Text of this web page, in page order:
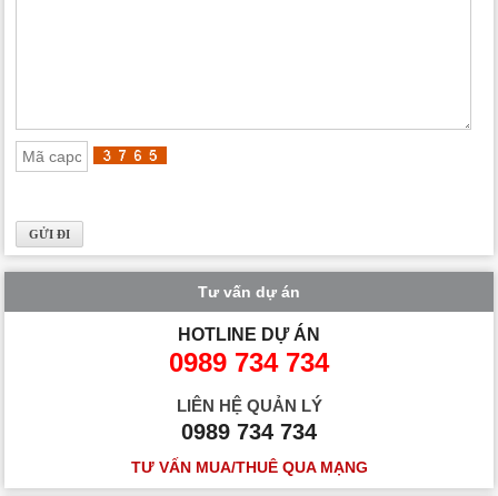
Tư vấn dự án
HOTLINE DỰ ÁN
0989 734 734
LIÊN HỆ QUẢN LÝ
0989 734 734
TƯ VẤN MUA/THUÊ QUA MẠNG